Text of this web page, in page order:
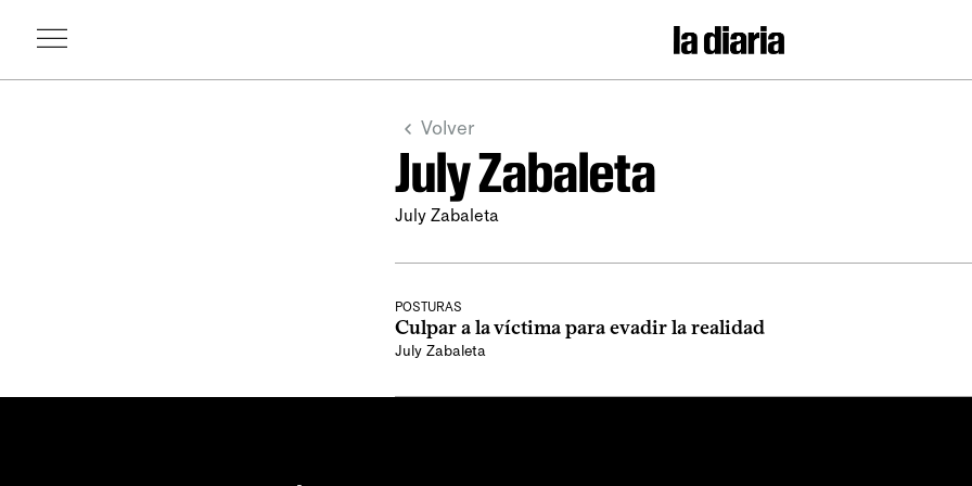
Volver
July Zabaleta
July Zabaleta
POSTURAS
Culpar a la víctima para evadir la realidad
July Zabaleta